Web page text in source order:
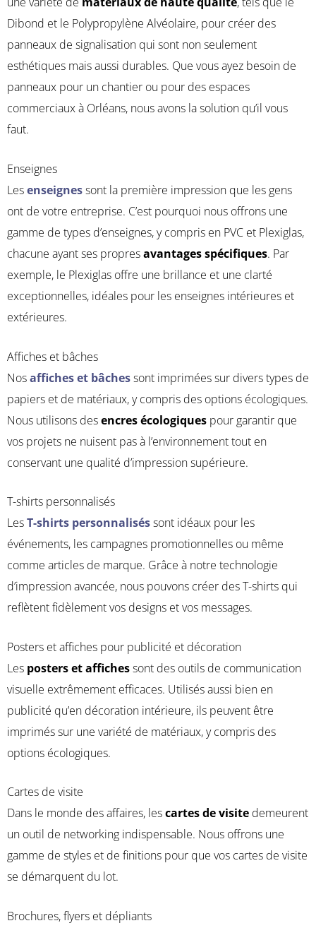
Dibond et le Polypropylène Alvéolaire, pour créer des
panneaux de signalisation qui sont non seulement
esthétiques mais aussi durables. Que vous ayez besoin de
panneaux pour un chantier ou pour des espaces
commerciaux à Orléans, nous avons la solution qu’il vous
faut.
Enseignes
Lesenseignessont la première impression que les gens
ont de votre entreprise. C’est pourquoi nous offrons une
gamme de types d’enseignes, y compris en PVC et Plexiglas,
chacune ayant ses propresavantages spécifiques. Par
exemple, le Plexiglas offre une brillance et une clarté
exceptionnelles, idéales pour les enseignes intérieures et
extérieures.
Affiches et bâches
Nosaffiches et bâchessont imprimées sur divers types de
papiers et de matériaux, y compris des options écologiques.
Nous utilisons desencres écologiques pour garantir que
vos projets ne nuisent pas à l’environnement tout en
conservant une qualité d’impression supérieure.
T-shirts personnalisés
LesT-shirts personnaliséssont idéaux pour les
événements, les campagnes promotionnelles ou même
comme articles de marque. Grâce à notre technologie
d’impression avancée, nous pouvons créer des T-shirts qui
reflètent fidèlement vos designs et vos messages.
Posters et affiches pour publicité et décoration
Les posters et affichessont des outils de communication
visuelle extrêmement efficaces. Utilisés aussi bien en
publicité qu’en décoration intérieure, ils peuvent être
imprimés sur une variété de matériaux, y compris des
options écologiques.
Cartes de visite
Dans le monde des affaires, lescartes de visite demeurent
un outil de networking indispensable. Nous offrons une
gamme de styles et de finitions pour que vos cartes de visite
se démarquent du lot.
Brochures, flyers et dépliants